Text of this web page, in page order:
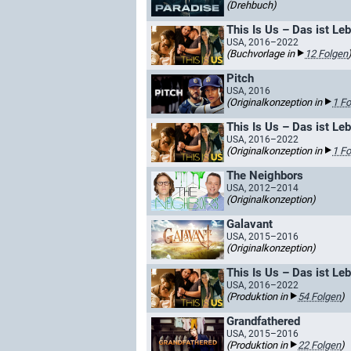
(Drehbuch)
This Is Us – Das ist
USA, 2016–2022
(Buchvorlage in 12 Folgen)
Pitch
USA, 2016
(Originalkonzeption in 1
This Is Us – Das ist
USA, 2016–2022
(Originalkonzeption in 1
The Neighbors
USA, 2012–2014
(Originalkonzeption)
Galavant
USA, 2015–2016
(Originalkonzeption)
This Is Us – Das ist
USA, 2016–2022
(Produktion in 54 Folgen)
Grandfathered
USA, 2015–2016
(Produktion in 22 Folgen)